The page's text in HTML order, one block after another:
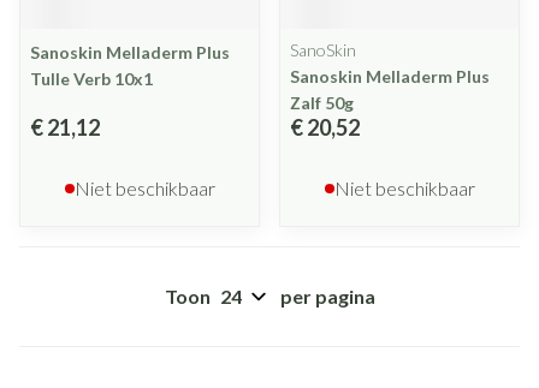
Sanoskin Melladerm Plus
Tulle Verb 10x1
€ 21,12
Niet beschikbaar
SanoSkin
Sanoskin Melladerm Plus
Zalf 50g
€ 20,52
Niet beschikbaar
Toon per pagina